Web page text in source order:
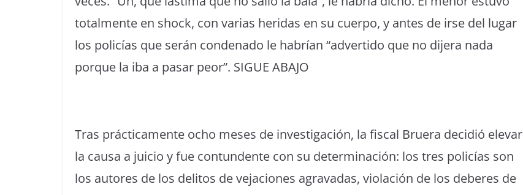
totalmente en shock, con varias heridas en su cuerpo, y antes de irse del lugar
los policías que serán condenado le habrían “advertido que no dijera nada
porque la iba a pasar peor”. SIGUE ABAJO
Tras prácticamente ocho meses de investigación, la fiscal Bruera decidió elevar
la causa a juicio y fue contundente con su determinación: los tres policías son
los autores de los delitos de vejaciones agravadas, violación de los deberes de